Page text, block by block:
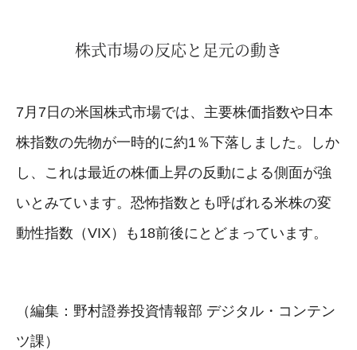
株式市場の反応と足元の動き
7月7日の米国株式市場では、主要株価指数や日本
株指数の先物が一時的に約1％下落しました。しか
し、これは最近の株価上昇の反動による側面が強
いとみています。恐怖指数とも呼ばれる米株の変
動性指数（VIX）も18前後にとどまっています。
（編集：野村證券投資情報部 デジタル・コンテン
ツ課）